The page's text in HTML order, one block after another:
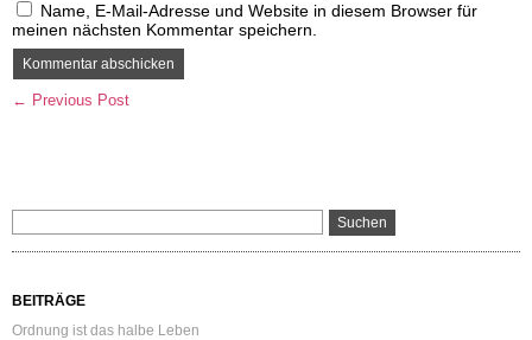
Name, E-Mail-Adresse und Website in diesem Browser für
meinen nächsten Kommentar speichern.
← Previous Post
BEITRÄGE
Ordnung ist das halbe Leben